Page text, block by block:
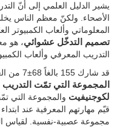
يشير الدليل العلمي إلى أنّ
الأصحاء. ولكنّ معظم الناس
المعلوماتي وألعاب الكمبيوتر
تصميم التدخّل عشوائي، هو
التدريب المعرفي وألعاب
قد شارك 155 بالغاً 68±7 من العمر الذي تقسّموا إلى مجموعتين:
المجموعة التي تمّت
لكوجنيفيت والمجموعة التي
قيّم مهارتهم المعرفية عند
مجموعة عصبية-نفسية. لقياس